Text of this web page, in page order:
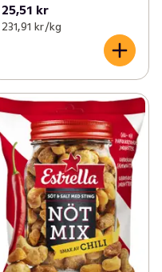
25,51 kr
231,91 kr /kg